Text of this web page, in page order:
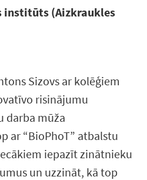
institūts (Aizkraukles
Sizovs ar kolēģiem
risinājumu
darba mūža
ar “BioPhoT” atbalstu
iepazīt zinātnieku
un uzzināt, kā top